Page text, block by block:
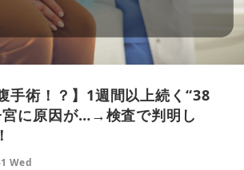
手術！？】1週間以上続く“38
宮に原因が…→検査で判明し
Wed